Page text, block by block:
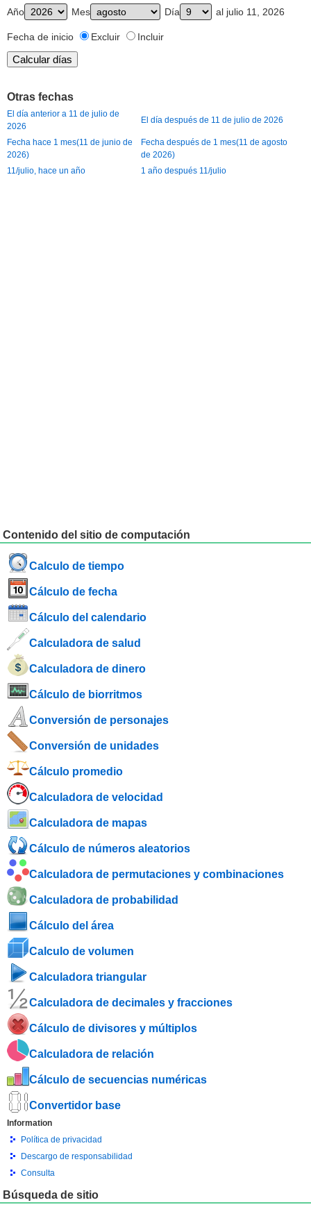
Año Mes Día al julio 11, 2026
Fecha de inicio Excluir Incluir
Otras fechas
El día anterior a 11 de julio de
2026
El día después de 11 de julio de 2026
Fecha hace 1 mes(11 de junio de
2026)
Fecha después de 1 mes(11 de agosto
de 2026)
11/julio, hace un año
1 año después 11/julio
Contenido del sitio de computación
Calculo de tiempo
Cálculo de fecha
Cálculo del calendario
Calculadora de salud
Calculadora de dinero
Cálculo de biorritmos
Conversión de personajes
Conversión de unidades
Cálculo promedio
Calculadora de velocidad
Calculadora de mapas
Cálculo de números aleatorios
Calculadora de permutaciones y combinaciones
Calculadora de probabilidad
Cálculo del área
Calculo de volumen
Calculadora triangular
Calculadora de decimales y fracciones
Cálculo de divisores y múltiplos
Calculadora de relación
Cálculo de secuencias numéricas
Convertidor base
Information
Política de privacidad
Descargo de responsabilidad
Consulta
Búsqueda de sitio